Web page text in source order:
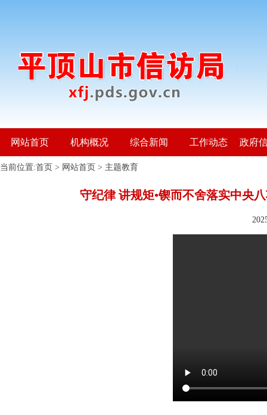
网站首页 机构概况 综合新闻 工作动态 政府
当前位置:首页 > 网站首页 > 主题教育
守纪律 讲规矩•锲而不舍落实中央